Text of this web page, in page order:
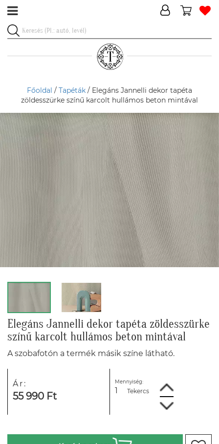
Főoldal / Tapéták / Elegáns Jannelli dekor tapéta
zöldesszürke színű karcolt hullámos beton mintával
Elegáns Jannelli dekor tapéta zöldesszürke
színű karcolt hullámos beton mintával
A szobafotón a termék másik színe látható.
Ár:
55 990 Ft
Mennyiség:
Tekercs